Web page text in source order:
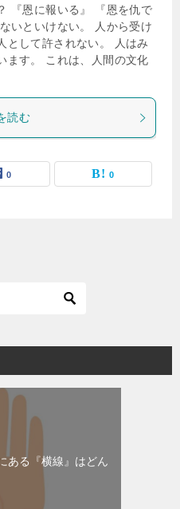
『恩に報いる』 『恩を仇で
いといけない。 人から受け
として許されない。 人はみ
ます。 これは、人間の文化
読む
0 0
ある『横線』はどん